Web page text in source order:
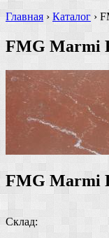
Главная › Каталог ›
FMG Marmi
FMG Marmi
Склад: